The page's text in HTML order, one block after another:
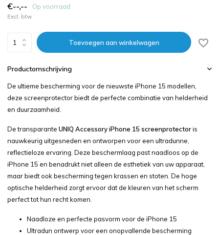
€--,-- Op voorraad
Excl. btw
Toevoegen aan winkelwagen
Productomschrijving
De ultieme bescherming voor de nieuwste iPhone 15 modellen,
deze screenprotector biedt de perfecte combinatie van helderheid
en duurzaamheid.
De transparante UNIQ Accessory iPhone 15 screenprotectoris
nauwkeurig uitgesneden en ontworpen voor een ultradunne,
reflectieloze ervaring. Deze beschermlaag past naadloos op de
iPhone 15 en benadrukt niet alleen de esthetiek van uw apparaat,
maar biedt ook bescherming tegen krassen en stoten. De hoge
optische helderheid zorgt ervoor dat de kleuren van het scherm
perfect tot hun recht komen.
Naadloze en perfecte pasvorm voor de iPhone 15
Ultradun ontwerp voor een onopvallende bescherming